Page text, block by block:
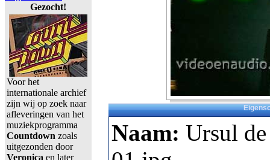
Gezocht!
Voor het
internationale archief
zijn wij op zoek naar
afleveringen van het
muziekprogramma
Countdown zoals
uitgezonden door
Veronica en later
Naam: Ursul